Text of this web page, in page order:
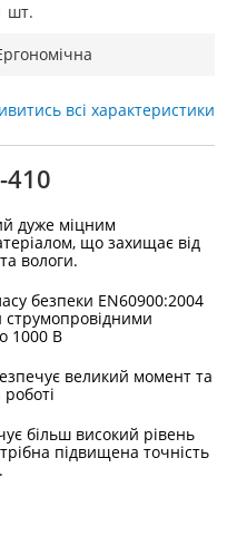
шт.
всі характеристики
410
дуже міцним
що захищає від
вологи.
безпеки EN60900:2004
струмопровідними
1000 В
великий момент та
більш високий рівень
підвищена точність